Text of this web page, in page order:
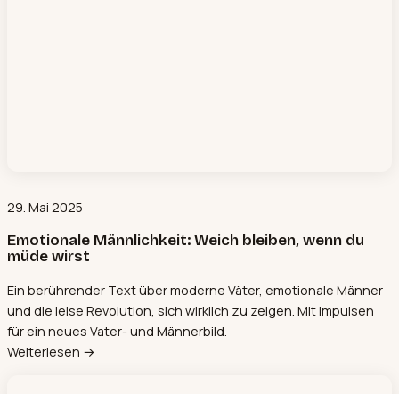
29. Mai 2025
Emotionale Männlichkeit: Weich bleiben, wenn du
müde wirst
Ein berührender Text über moderne Väter, emotionale Männer
und die leise Revolution, sich wirklich zu zeigen. Mit Impulsen
für ein neues Vater- und Männerbild.
Weiterlesen →